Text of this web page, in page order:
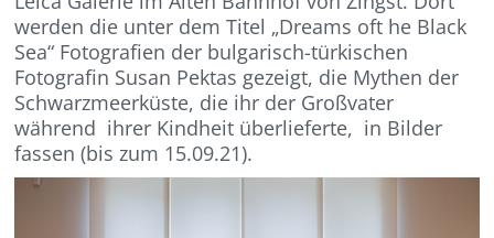
werden die unter dem Titel „Dreams oft he Black
Sea“ Fotografien der bulgarisch-türkischen
Fotografin Susan Pektas gezeigt, die Mythen der
Schwarzmeerküste, die ihr der Großvater
während ihrer Kindheit überlieferte, in Bilder
fassen (bis zum 15.09.21).